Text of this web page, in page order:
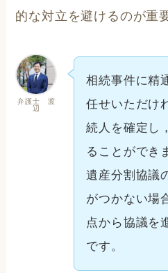
的な対立を避けるのが重
弁護士 渡
辺
相続事件に精
任せいただけ
続人を確定し
ることができ
遺産分割協議
がつかない場
点から協議を
です。